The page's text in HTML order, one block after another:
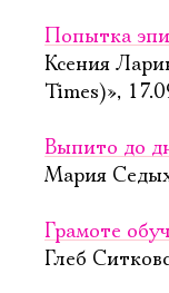
Попытка
Ксения
Times)»,
Выпито до
Мария
Грамоте
Глеб